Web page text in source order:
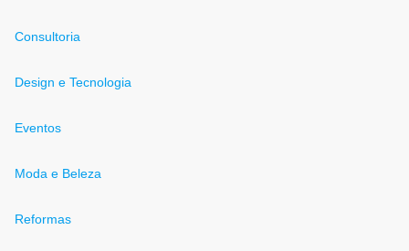
Consultoria
Design e Tecnologia
Eventos
Moda e Beleza
Reformas